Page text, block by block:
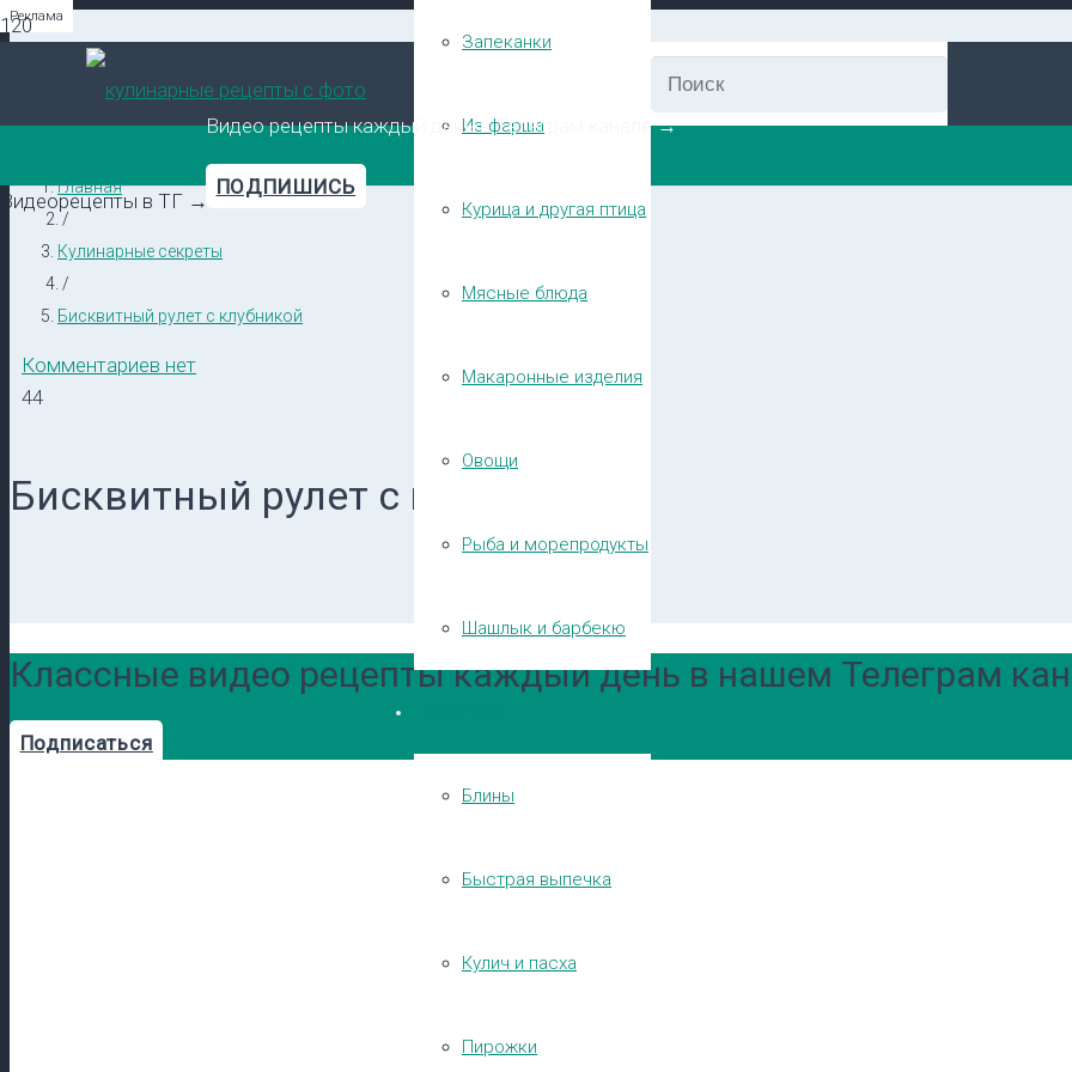
Запеканки
Из фарша
Курица и другая птица
Мясные блюда
Макаронные изделия
Овощи
Рыба и морепродукты
Шашлык и барбекю
Блины
Быстрая выпечка
Кулич и пасха
Пирожки
Видео рецепты каждый день в Телеграм канале →
ПОДПИШИСЬ
Видеорецепты в ТГ →
Главная
/
Кулинарные секреты
/
Бисквитный рулет с клубникой
Комментариев нет
44
Бисквитный рулет с клубникой
Классные видео рецепты каждый день в нашем Телеграм
Подписаться
Реклама
Реклама
Реклама